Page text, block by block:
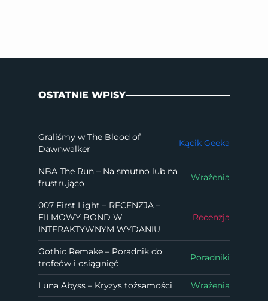
OSTATNIE WPISY
Graliśmy w The Blood of
Dawnwalker
Kącik Geeka
NBA The Run – Na smutno lub na
frustrująco
Wrażenia
007 First Light – RECENZJA –
FILMOWY BOND W
INTERAKTYWNYM WYDANIU
Recenzja
Gothic Remake – Poradnik do
trofeów i osiągnięć
Poradniki
Luna Abyss – Kryzys tożsamości Wrażenia